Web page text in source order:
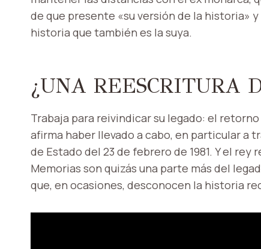
de que presente «su versión de la historia»
historia que también es la suya.
¿UNA REESCRITURA
Trabaja para reivindicar su legado: el
afirma haber llevado a cabo, en particular a
de Estado del 23 de febrero de 1981. Y el
Memorias son quizás una parte más del
que, en ocasiones, desconocen la historia